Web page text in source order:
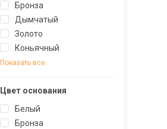
Бронза
Дымчатый
Золото
Коньячный
Показать все
Цвет основания
Белый
Бронза